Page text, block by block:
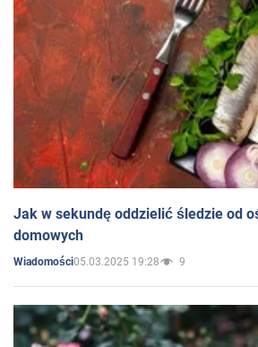
Jak w sekundę oddzielić śledzie od
domowych
Wiadomości05.03.2025 19:28 9